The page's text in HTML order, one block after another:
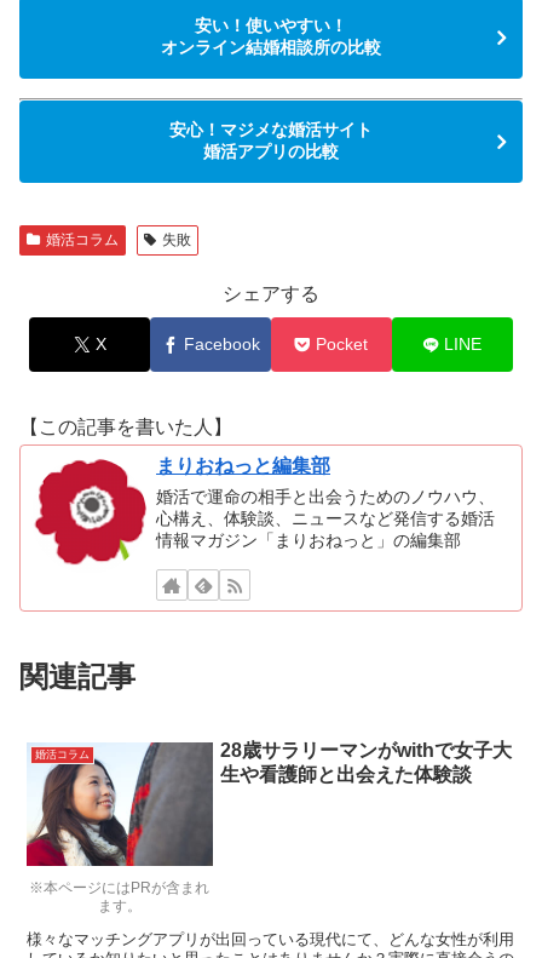
安い！使いやすい！
オンライン結婚相談所の比較
安心！マジメな婚活サイト
婚活アプリの比較
婚活コラム 失敗
シェアする
X Facebook Pocket LINE
【この記事を書いた人】
まりおねっと編集部
婚活で運命の相手と出会うためのノウハウ、
心構え、体験談、ニュースなど発信する婚活
情報マガジン「まりおねっと」の編集部
関連記事
※本ページにはPRが含まれ
ます。
婚活コラム
28歳サラリーマンがwithで女子大
生や看護師と出会えた体験談
様々なマッチングアプリが出回っている現代にて、どんな女性が利用